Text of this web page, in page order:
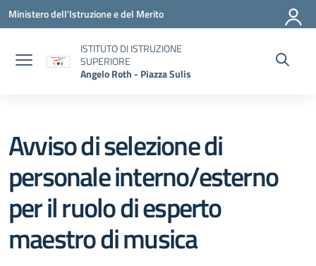
Vai ai contenuti
Vai al menu di navigazione
Vai al footer
Ministero dell'Istruzione e del Merito
ISTITUTO DI ISTRUZIONE
SUPERIORE
Angelo Roth - Piazza Sulis
Avviso di selezione di
personale interno/esterno
per il ruolo di esperto
maestro di musica